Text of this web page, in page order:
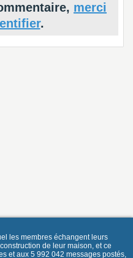
merci
.
les membres échangent leurs
de leur maison, et ce
et aux 5 992 042 messages postés,